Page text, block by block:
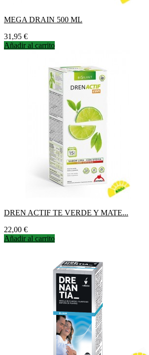
MEGA DRAIN 500 ML
Precio
31,95 €
Añadir al carrito
DREN ACTIF TE VERDE Y MATE...
Precio
22,00 €
Añadir al carrito